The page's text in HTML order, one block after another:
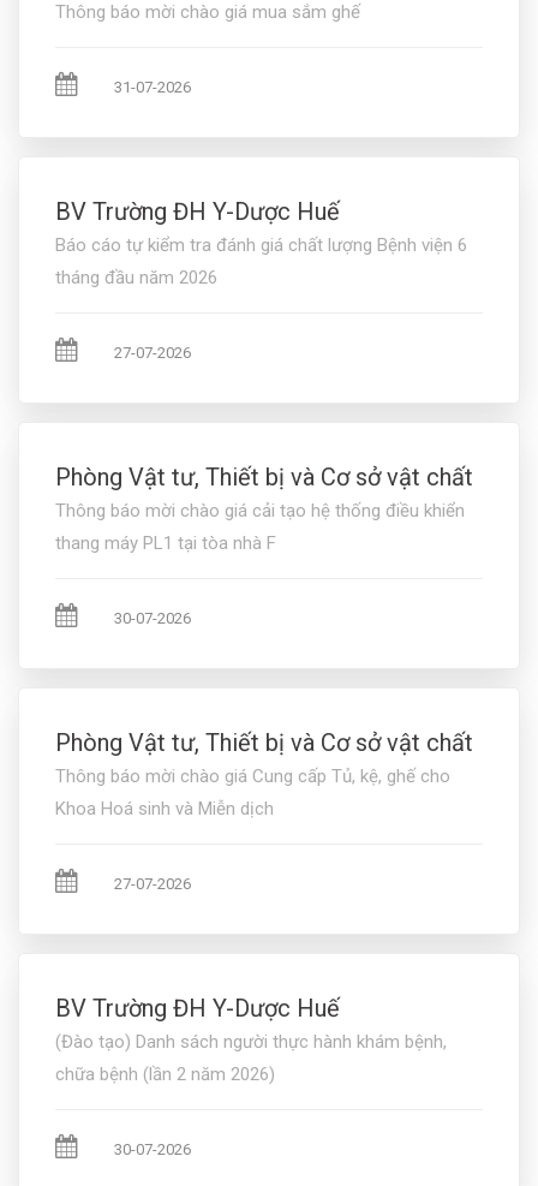
Thông báo mời chào giá mua sắm ghế
31-07-2026
BV Trường ĐH Y-Dược Huế
Báo cáo tự kiểm tra đánh giá chất lượng Bệnh viện 6
tháng đầu năm 2026
27-07-2026
Phòng Vật tư, Thiết bị và Cơ sở vật chất
Thông báo mời chào giá cải tạo hệ thống điều khiển
thang máy PL1 tại tòa nhà F
30-07-2026
Phòng Vật tư, Thiết bị và Cơ sở vật chất
Thông báo mời chào giá Cung cấp Tủ, kệ, ghế cho
Khoa Hoá sinh và Miễn dịch
27-07-2026
BV Trường ĐH Y-Dược Huế
(Đào tạo) Danh sách người thực hành khám bệnh,
chữa bệnh (lần 2 năm 2026)
30-07-2026